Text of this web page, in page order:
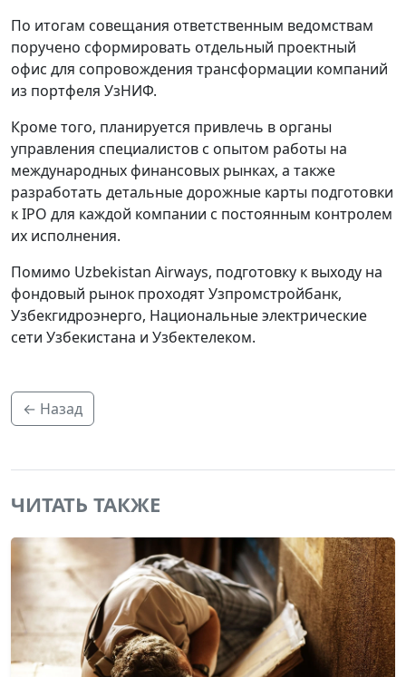
По итогам совещания ответственным ведомствам
поручено сформировать отдельный проектный
офис для сопровождения трансформации компаний
из портфеля УзНИФ.
Кроме того, планируется привлечь в органы
управления специалистов с опытом работы на
международных финансовых рынках, а также
разработать детальные дорожные карты подготовки
к IPO для каждой компании с постоянным контролем
их исполнения.
Помимо Uzbekistan Airways, подготовку к выходу на
фондовый рынок проходят Узпромстройбанк,
Узбекгидроэнерго, Национальные электрические
сети Узбекистана и Узбектелеком.
← Назад
ЧИТАТЬ ТАКЖЕ